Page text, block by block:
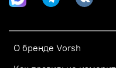
О бренде Vorsh